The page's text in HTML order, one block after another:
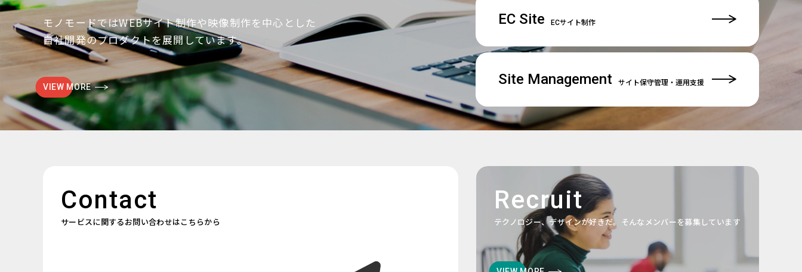
モノモードではWEBサイト制作や映像制作を中心とした
自社開発のプロダクトを展開しています。
VIEW MORE
EC Site ECサイト制作
Site Management サイト保守管理 ・運用支援
Contact
サービスに関するお問い合わせはこちらから
Recruit
テクノロジー、デザインが好きだ。そんなメンバーを募集しています